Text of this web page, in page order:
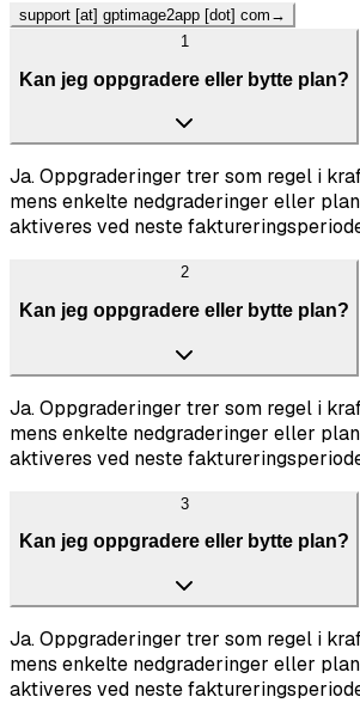
support [at] gptimage2app [dot] com →
1
Kan jeg oppgradere eller bytte plan?
Ja. Oppgraderinger trer som regel i
mens enkelte nedgraderinger eller
aktiveres ved neste
2
Kan jeg oppgradere eller bytte plan?
Ja. Oppgraderinger trer som regel i
mens enkelte nedgraderinger eller
aktiveres ved neste
3
Kan jeg oppgradere eller bytte plan?
Ja. Oppgraderinger trer som regel i
mens enkelte nedgraderinger eller
aktiveres ved neste